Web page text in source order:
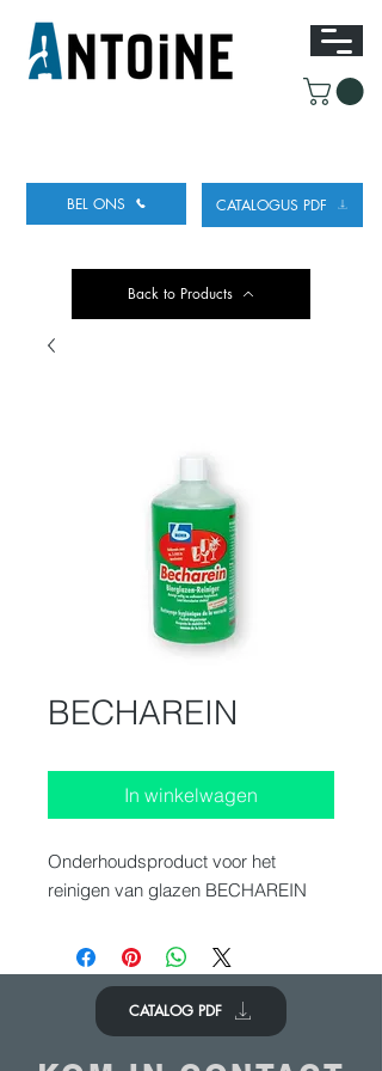
BEL ONS CATALOGUS PDF
Back to Products
BECHAREIN
In winkelwagen
Onderhoudsproduct voor het
reinigen van glazen BECHAREIN
CATALOG PDF